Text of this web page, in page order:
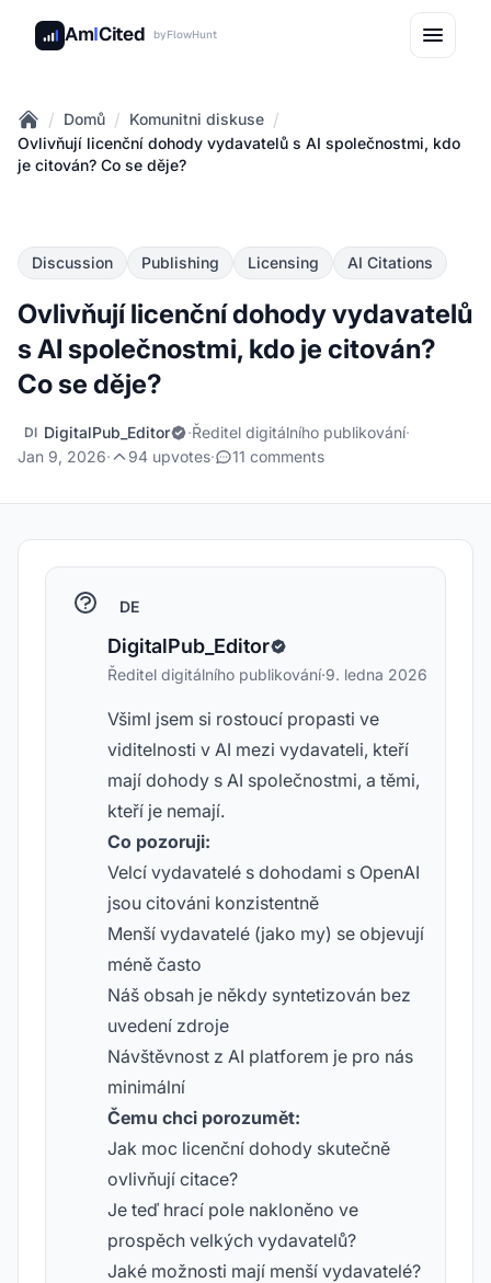
AmICited byFlowHunt
Home
/ Domů / Komunitni diskuse /
Ovlivňují licenční dohody vydavatelů s AI společnostmi, kdo
je citován? Co se děje?
Discussion Publishing Licensing AI Citations
Ovlivňují licenční dohody vydavatelů
s AI společnostmi, kdo je citován?
Co se děje?
DI DigitalPub_Editor ·Ředitel digitálního publikování·
Jan 9, 2026· 94 upvotes· 11 comments
DE
DigitalPub_Editor
Ředitel digitálního publikování·9. ledna 2026
Všiml jsem si rostoucí propasti ve
viditelnosti v AI mezi vydavateli, kteří
mají dohody s AI společnostmi, a těmi,
kteří je nemají.
Co pozoruji:
Velcí vydavatelé s dohodami s OpenAI
jsou citováni konzistentně
Menší vydavatelé (jako my) se objevují
méně často
Náš obsah je někdy syntetizován bez
uvedení zdroje
Návštěvnost z AI platforem je pro nás
minimální
Čemu chci porozumět:
Jak moc licenční dohody skutečně
ovlivňují citace?
Je teď hrací pole nakloněno ve
prospěch velkých vydavatelů?
Jaké možnosti mají menší vydavatelé?